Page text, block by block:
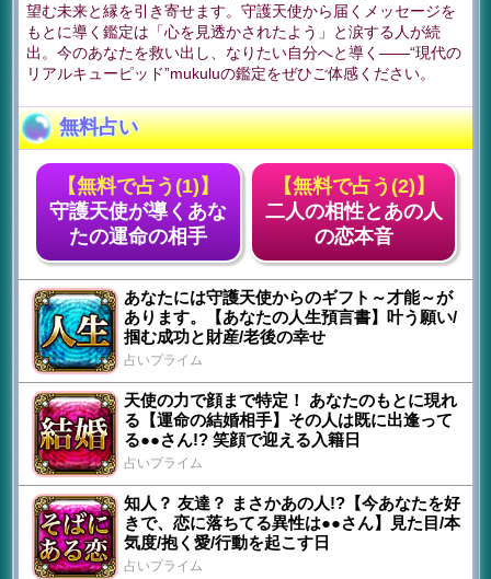
望む未来と縁を引き寄せます。守護天使から届くメッセージを
もとに導く鑑定は「心を見透かされたよう」と涙する人が続
出。今のあなたを救い出し、なりたい自分へと導く――“現代の
リアルキューピッド”mukuluの鑑定をぜひご体感ください。
無料占い
【無料で占う(1)】
守護天使が導くあな
たの運命の相手
【無料で占う(2)】
二人の相性とあの人
の恋本音
あなたには守護天使からのギフト～才能～が
あります。【あなたの人生預言書】叶う願い/
掴む成功と財産/老後の幸せ
占いプライム
天使の力で顔まで特定！ あなたのもとに現れ
る【運命の結婚相手】その人は既に出逢って
る●●さん!? 笑顔で迎える入籍日
占いプライム
知人？ 友達？ まさかあの人!?【今あなたを好
きで、恋に落ちてる異性は●●さん】見た目/本
気度/抱く愛/行動を起こす日
占いプライム